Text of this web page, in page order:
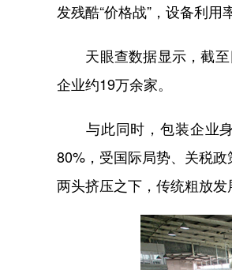
发残酷“价格战”，设备利用
天眼查数据显示，截至
企业约19万余家。
与此同时，包装企业身
80%，受国际局势、关税政
两头挤压之下，传统粗放发